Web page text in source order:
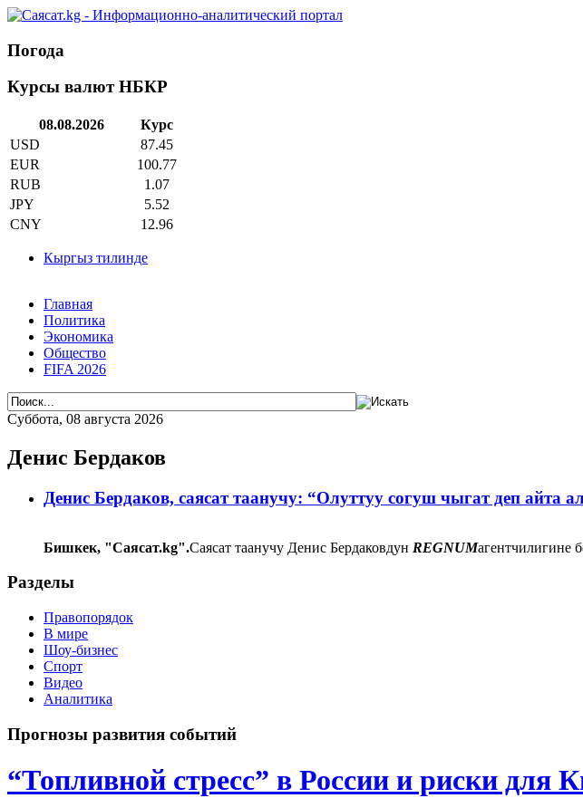
Погода
Курсы валют НБКР
08.08.2026
Курс
USD
87.45
EUR
100.77
RUB
1.07
JPY
5.52
CNY
12.96
Кыргыз тилинде
Главная
Политика
Экономика
Общество
FIFA 2026
Суббота, 08 августа 2026
Денис Бердаков
Денис Бердаков, саясат таанучу: “Олуттуу согуш чыгат деп
Бишкек, "Саясат.kg".Саясат таанучу Денис Бердаковдун REGNUMагентчилигине
Разделы
Правопорядок
В мире
Шоу-бизнес
Спорт
Видео
Аналитика
Прогнозы развития событий
“Топливной стресс” в России и риски для